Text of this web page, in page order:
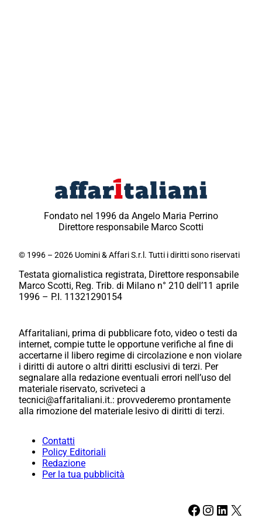
Fondato nel 1996 da Angelo Maria Perrino
Direttore responsabile Marco Scotti
© 1996 – 2026 Uomini & Affari S.r.l. Tutti i diritti sono riservati
Testata giornalistica registrata, Direttore responsabile
Marco Scotti, Reg. Trib. di Milano n° 210 dell’11 aprile
1996 – P.I. 11321290154
Affaritaliani, prima di pubblicare foto, video o testi da
internet, compie tutte le opportune verifiche al fine di
accertarne il libero regime di circolazione e non violare
i diritti di autore o altri diritti esclusivi di terzi. Per
segnalare alla redazione eventuali errori nell’uso del
materiale riservato, scriveteci a
tecnici@affaritaliani.it.: provvederemo prontamente
alla rimozione del materiale lesivo di diritti di terzi.
Contatti
Policy Editoriali
Redazione
Per la tua pubblicità
Facebook Instagram LinkedIn X